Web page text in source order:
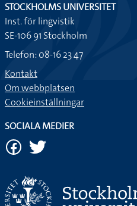
STOCKHOLMS UNIVERSITET
Inst. för lingvistik
SE-106 91 Stockholm
Telefon: 08-16 23 47
Kontakt
Om webbplatsen
Cookieinställningar
SOCIALA MEDIER